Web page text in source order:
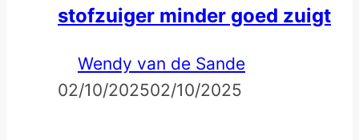
stofzuiger minder goed zuigt
Wendy van de Sande
02/10/202502/10/2025